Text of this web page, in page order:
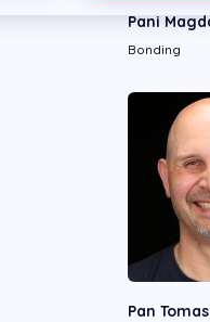
Pani
Bonding
Pan